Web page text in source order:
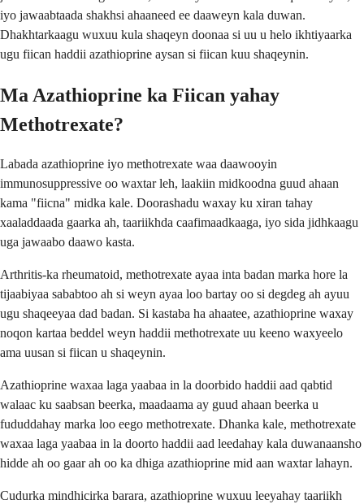
iyo jawaabtaada shakhsi ahaaneed ee daaweyn kala duwan.
Dhakhtarkaagu wuxuu kula shaqeyn doonaa si uu u helo ikhtiyaarka
ugu fiican haddii azathioprine aysan si fiican kuu shaqeynin.
Ma Azathioprine ka Fiican yahay
Methotrexate?
Labada azathioprine iyo methotrexate waa daawooyin
immunosuppressive oo waxtar leh, laakiin midkoodna guud ahaan
kama "fiicna" midka kale. Doorashadu waxay ku xiran tahay
xaaladdaada gaarka ah, taariikhda caafimaadkaaga, iyo sida jidhkaagu
uga jawaabo daawo kasta.
Arthritis-ka rheumatoid, methotrexate ayaa inta badan marka hore la
tijaabiyaa sababtoo ah si weyn ayaa loo bartay oo si degdeg ah ayuu
ugu shaqeeyaa dad badan. Si kastaba ha ahaatee, azathioprine waxay
noqon kartaa beddel weyn haddii methotrexate uu keeno waxyeelo
ama uusan si fiican u shaqeynin.
Azathioprine waxaa laga yaabaa in la doorbido haddii aad qabtid
walaac ku saabsan beerka, maadaama ay guud ahaan beerka u
fududdahay marka loo eego methotrexate. Dhanka kale, methotrexate
waxaa laga yaabaa in la doorto haddii aad leedahay kala duwanaansho
hidde ah oo gaar ah oo ka dhiga azathioprine mid aan waxtar lahayn.
Cudurka mindhicirka barara, azathioprine wuxuu leeyahay taariikh